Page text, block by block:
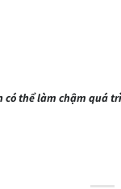
có thể làm chậm quá